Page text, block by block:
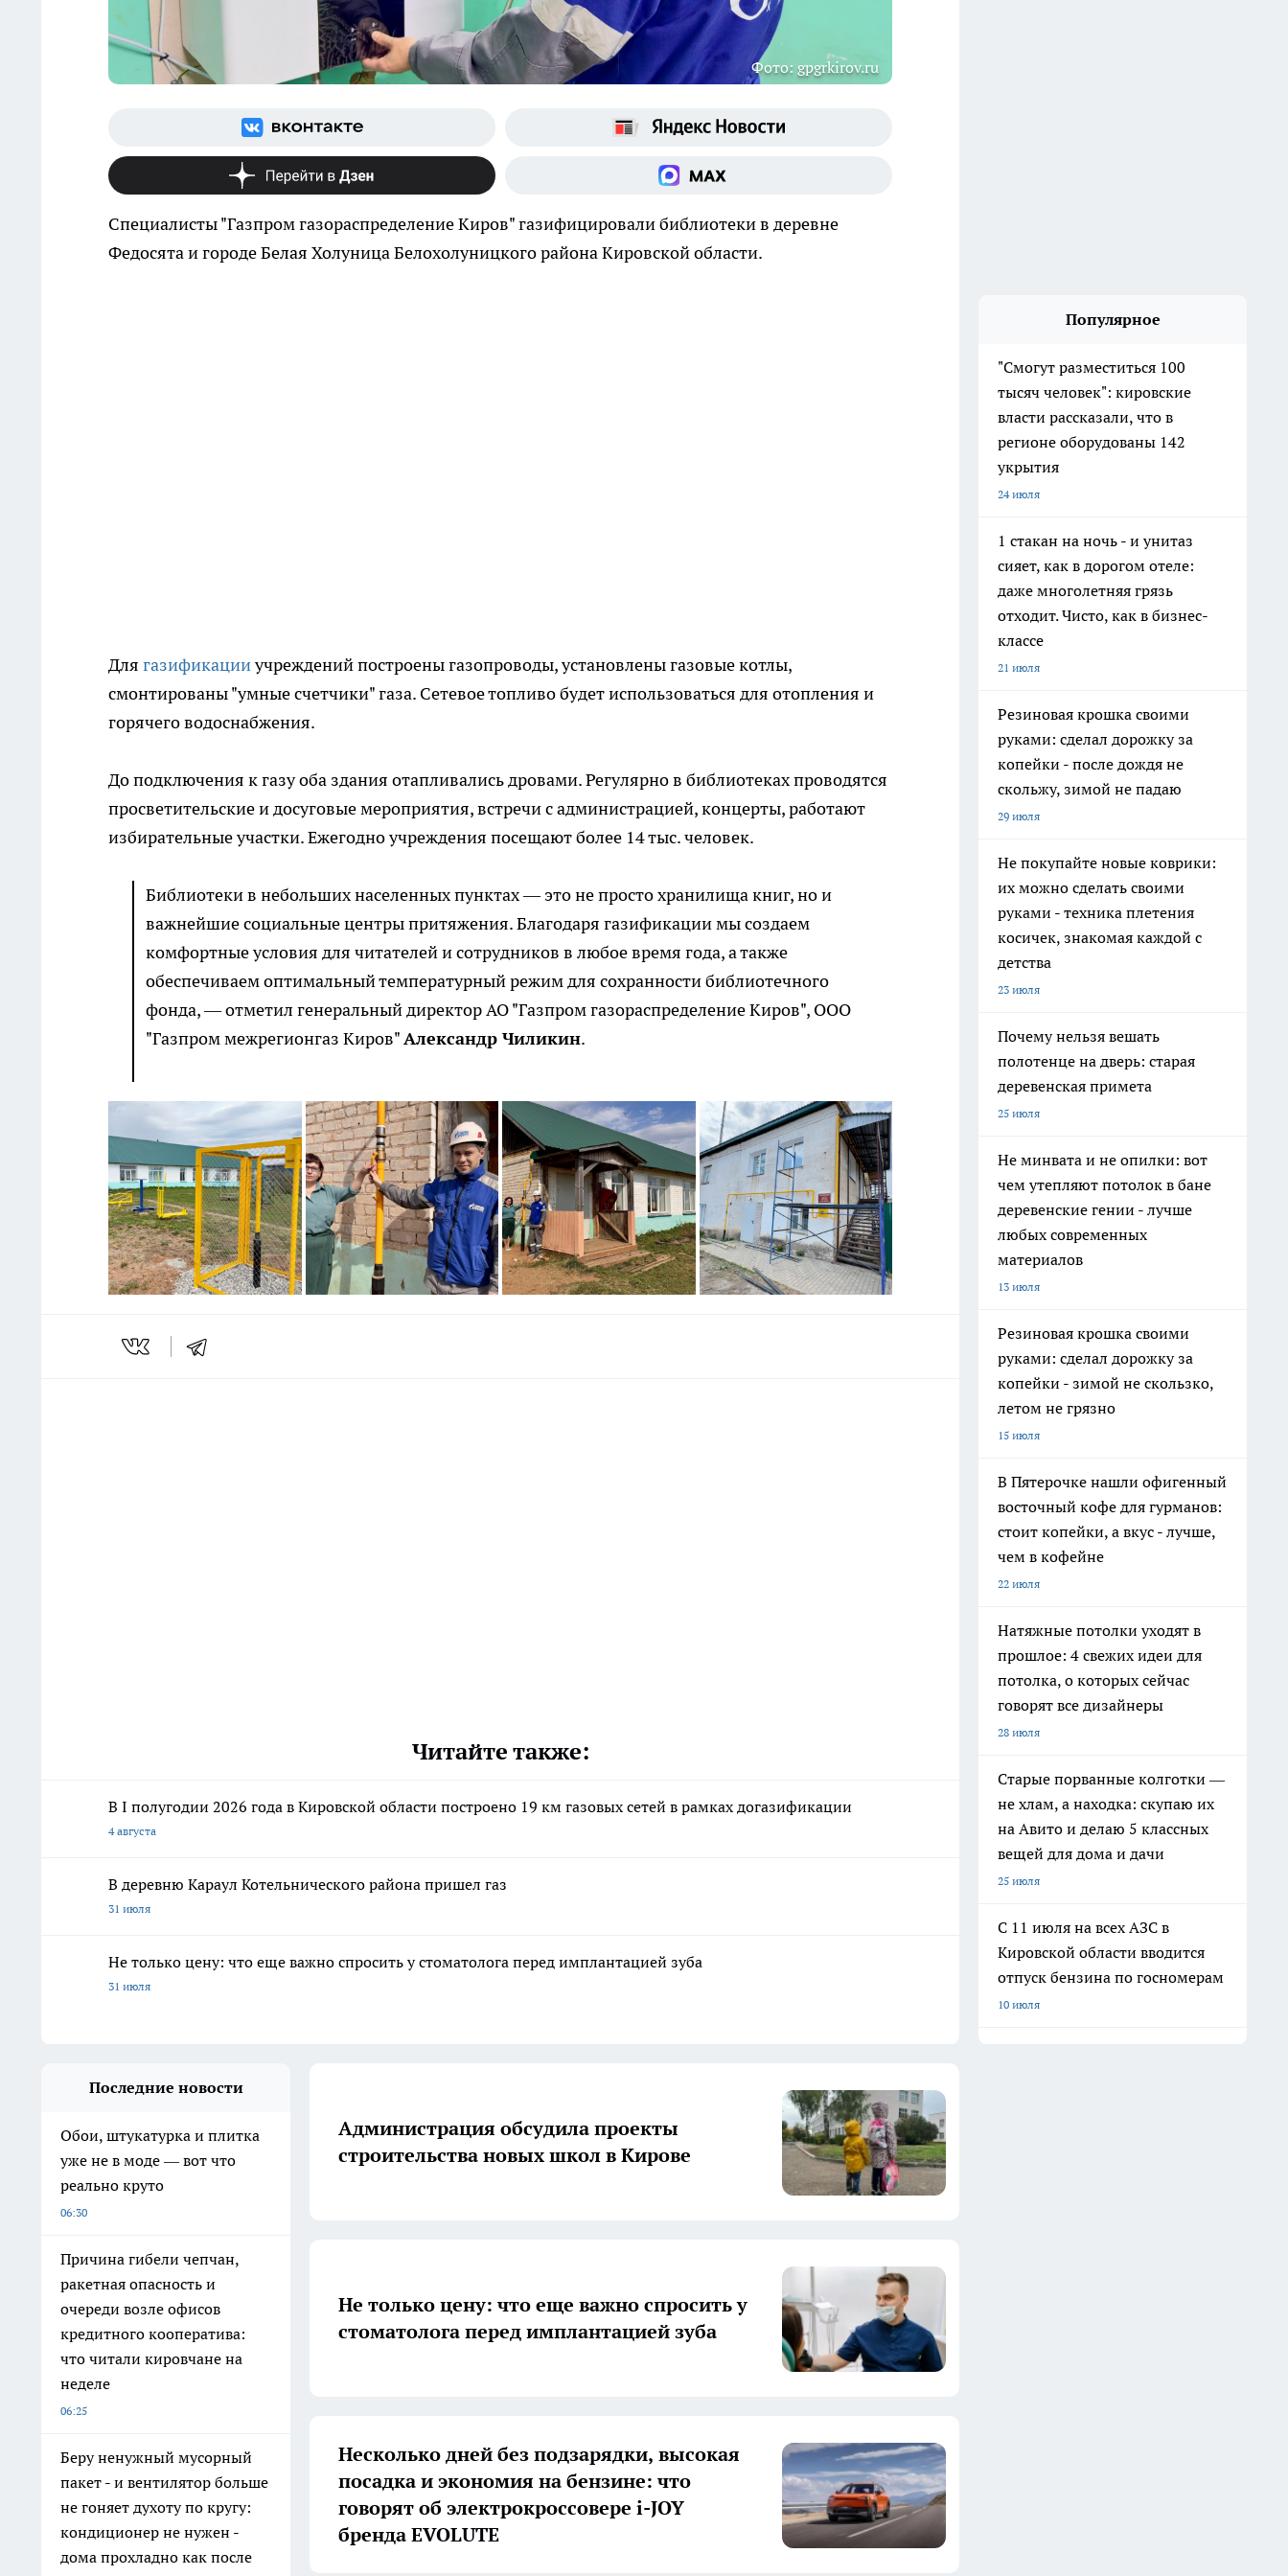
Фото: gpgrkirov.ru
Специалисты "Газпром газораспределение Киров" газифицировали библиотеки в деревне
Федосята и городе Белая Холуница Белохолуницкого района Кировской области.
Для газификацииучреждений построены газопроводы, установлены газовые котлы,
смонтированы "умные счетчики" газа. Сетевое топливо будет использоваться для отопления и
горячего водоснабжения.
До подключения к газу оба здания отапливались дровами. Регулярно в библиотеках проводятся
просветительские и досуговые мероприятия, встречи с администрацией, концерты, работают
избирательные участки. Ежегодно учреждения посещают более 14 тыс. человек.
Библиотеки в небольших населенных пунктах — это не просто хранилища книг, но и
важнейшие социальные центры притяжения. Благодаря газификации мы создаем
комфортные условия для читателей и сотрудников в любое время года, а также
обеспечиваем оптимальный температурный режим для сохранности библиотечного
фонда, — отметил генеральный директор АО "Газпром газораспределение Киров", ООО
"Газпром межрегионгаз Киров"Александр Чиликин.
Читайте также:
В I полугодии 2026 года в Кировской области построено 19 км газовых сетей в рамках догазификации
4 августа
В деревню Караул Котельнического района пришел газ
31 июля
Не только цену: что еще важно спросить у стоматолога перед имплантацией зуба
31 июля
Популярное
"Смогут разместиться 100
тысяч человек": кировские
власти рассказали, что в
регионе оборудованы 142
укрытия
24 июля
1 стакан на ночь - и унитаз
сияет, как в дорогом отеле:
даже многолетняя грязь
отходит. Чисто, как в бизнес-
классе
21 июля
Резиновая крошка своими
руками: сделал дорожку за
копейки - после дождя не
скольжу, зимой не падаю
29 июля
Не покупайте новые коврики:
их можно сделать своими
руками - техника плетения
косичек, знакомая каждой с
детства
23 июля
Почему нельзя вешать
полотенце на дверь: старая
деревенская примета
25 июля
Не минвата и не опилки: вот
чем утепляют потолок в бане
деревенские гении - лучше
любых современных
материалов
13 июля
Резиновая крошка своими
руками: сделал дорожку за
копейки - зимой не скользко,
летом не грязно
15 июля
В Пятерочке нашли офигенный
восточный кофе для гурманов:
стоит копейки, а вкус - лучше,
чем в кофейне
22 июля
Натяжные потолки уходят в
прошлое: 4 свежих идеи для
потолка, о которых сейчас
говорят все дизайнеры
28 июля
Старые порванные колготки —
не хлам, а находка: скупаю их
на Авито и делаю 5 классных
вещей для дома и дачи
25 июля
С 11 июля на всех АЗС в
Кировской области вводится
отпуск бензина по госномерам
10 июля
Последние новости
Обои, штукатурка и плитка
уже не в моде — вот что
реально круто
06:30
Причина гибели чепчан,
ракетная опасность и
очереди возле офисов
кредитного кооператива:
что читали кировчане на
неделе
06:25
Беру ненужный мусорный
пакет - и вентилятор больше
не гоняет духоту по кругу:
кондиционер не нужен -
дома прохладно как после
Администрация обсудила проекты
строительства новых школ в Кирове
Не только цену: что еще важно спросить у
стоматолога перед имплантацией зуба
Несколько дней без подзарядки, высокая
посадка и экономия на бензине: что
говорят об электрокроссовере i-JOY
бренда EVOLUTE